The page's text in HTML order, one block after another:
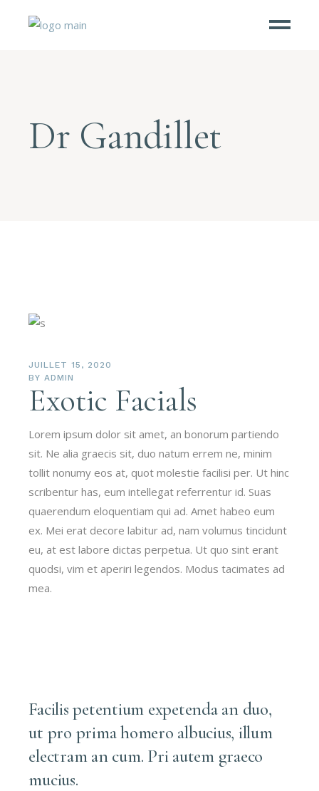
Dr Gandillet
JUILLET 15, 2020
BY ADMIN
Exotic Facials
Lorem ipsum dolor sit amet, an bonorum partiendo
sit. Ne alia graecis sit, duo natum errem ne, minim
tollit nonumy eos at, quot molestie facilisi per. Ut hinc
scribentur has, eum intellegat referrentur id. Suas
quaerendum eloquentiam qui ad. Amet habeo eum
ex. Mei erat decore labitur ad, nam volumus tincidunt
eu, at est labore dictas perpetua. Ut quo sint erant
quodsi, vim et aperiri legendos. Modus tacimates ad
mea.
Facilis petentium expetenda an duo,
ut pro prima homero albucius, illum
electram an cum. Pri autem graeco
mucius.